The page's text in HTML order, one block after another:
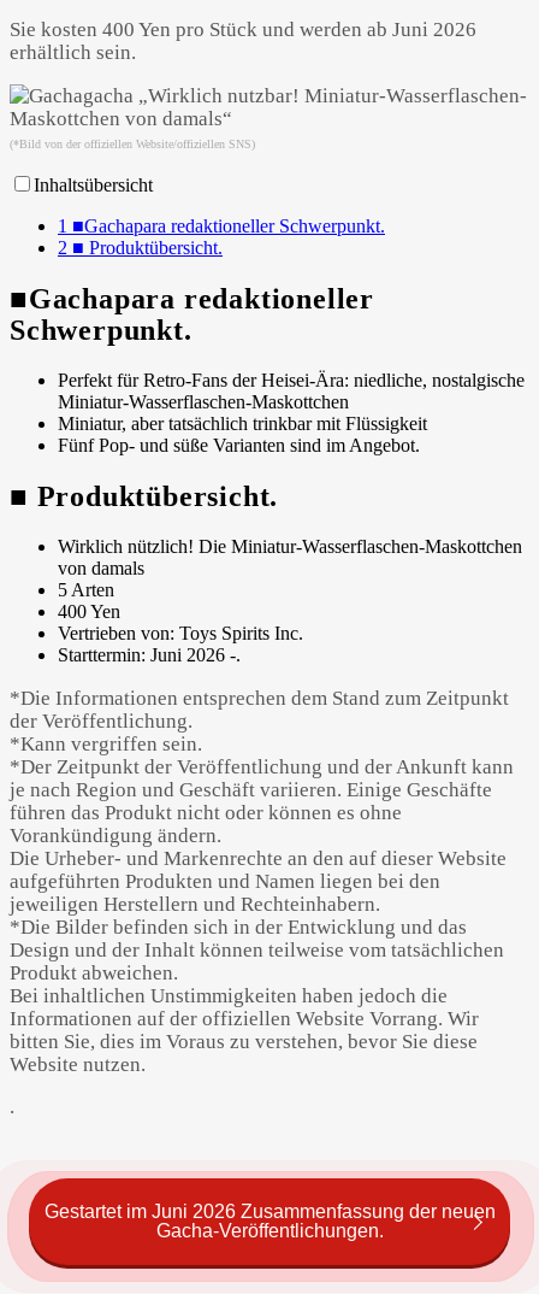
Sie kosten 400 Yen pro Stück und werden ab Juni 2026
erhältlich sein.
(*Bild von der offiziellen Website/offiziellen SNS)
Inhaltsübersicht
1 ■Gachapara redaktioneller Schwerpunkt.
2 ■ Produktübersicht.
■Gachapara redaktioneller
Schwerpunkt.
Perfekt für Retro-Fans der Heisei-Ära: niedliche, nostalgische
Miniatur-Wasserflaschen-Maskottchen
Miniatur, aber tatsächlich trinkbar mit Flüssigkeit
Fünf Pop- und süße Varianten sind im Angebot.
■ Produktübersicht.
Wirklich nützlich! Die Miniatur-Wasserflaschen-Maskottchen
von damals
5 Arten
400 Yen
Vertrieben von: Toys Spirits Inc.
Starttermin: Juni 2026 -.
*Die Informationen entsprechen dem Stand zum Zeitpunkt
der Veröffentlichung.
*Kann vergriffen sein.
*Der Zeitpunkt der Veröffentlichung und der Ankunft kann
je nach Region und Geschäft variieren. Einige Geschäfte
führen das Produkt nicht oder können es ohne
Vorankündigung ändern.
Die Urheber- und Markenrechte an den auf dieser Website
aufgeführten Produkten und Namen liegen bei den
jeweiligen Herstellern und Rechteinhabern.
*Die Bilder befinden sich in der Entwicklung und das
Design und der Inhalt können teilweise vom tatsächlichen
Produkt abweichen.
Bei inhaltlichen Unstimmigkeiten haben jedoch die
Informationen auf der offiziellen Website Vorrang. Wir
bitten Sie, dies im Voraus zu verstehen, bevor Sie diese
Website nutzen.
.
Gestartet im Juni 2026 Zusammenfassung der neuen
Gacha-Veröffentlichungen.